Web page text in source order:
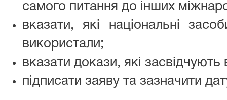
самого питання до інших
вказати, які національні
використали;
вказати докази, які
підписати заяву та зазначити